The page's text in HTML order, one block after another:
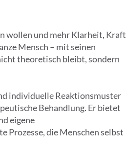
wollen und mehr Klarheit, Kraft
Mensch – mit seinen
theoretisch bleibt, sondern
individuelle Reaktionsmuster
Behandlung. Er bietet
eigene
Prozesse, die Menschen selbst